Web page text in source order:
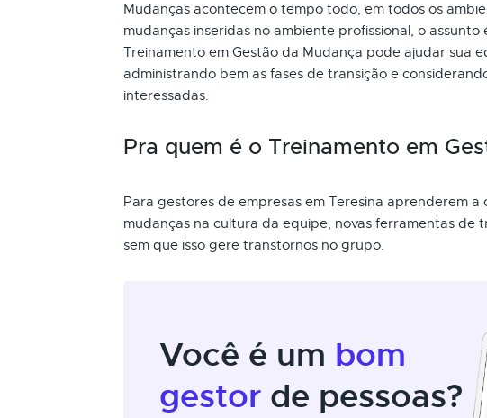
Mudanças acontecem o tempo todo, em todos os
mudanças inseridas no ambiente profissional, o assunto
Treinamento em Gestão da Mudança pode ajudar sua
administrando bem as fases de transição e
interessadas.
Pra quem é o Treinamento em
Para gestores de empresas em Teresina aprenderem
mudanças na cultura da equipe, novas ferramentas de
sem que isso gere transtornos no grupo.
Você é um bom
gestor de pessoas?